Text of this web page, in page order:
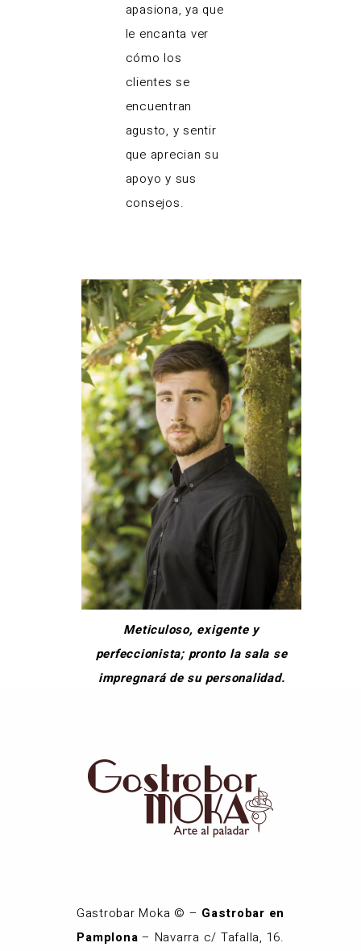
apasiona, ya que
le encanta ver
cómo los
clientes se
encuentran
agusto, y sentir
que aprecian su
apoyo y sus
consejos.
Meticuloso, exigente y
perfeccionista; pronto la sala se
impregnará de su personalidad.
Gastrobar Moka © – Gastrobar en
Pamplona – Navarra c/ Tafalla, 16.